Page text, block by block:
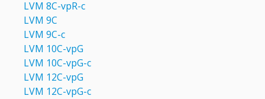
LVM 8C-vpR-с
LVM 9C
LVM 9С-c
LVM 10C-vpG
LVM 10C-vpG-с
LVM 12C-vpG
LVM 12C-vpG-с